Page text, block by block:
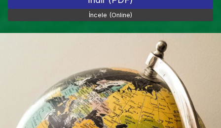
İncele (Online)